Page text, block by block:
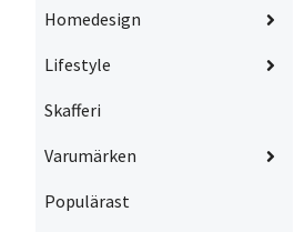
Homedesign
Lifestyle
Skafferi
Varumärken
Populärast